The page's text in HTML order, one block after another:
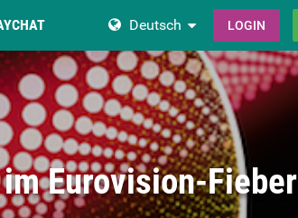
Deutsch LOGIN
Eurovision-Fieber